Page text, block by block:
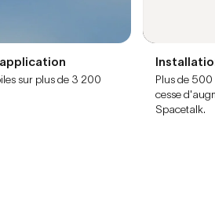
sur plus de 3 200
Plus de 500
cesse
Spacetalk.